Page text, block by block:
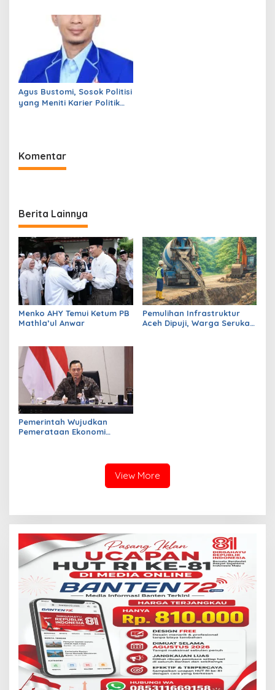
Politisi Kawakan yang Kini
Fokus di Dunia Usaha
Agus Bustomi, Sosok Politisi
yang Meniti Karier Politik
Komentar
Berita Lainnya
Menko AHY Temui Ketum PB
Mathla’ul Anwar
Pemulihan Infrastruktur
Aceh Dipuji, Warga Serukan
Pemerintah Wujudkan
Pemerataan Ekonomi
View More